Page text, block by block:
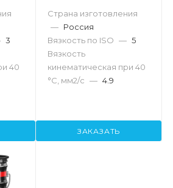
3
40
Страна изготовления
— Россия
Вязкость по ISO — 5
Вязкость
кинематическая при 40
°С, мм2/с — 4.9
ЗАКАЗАТЬ